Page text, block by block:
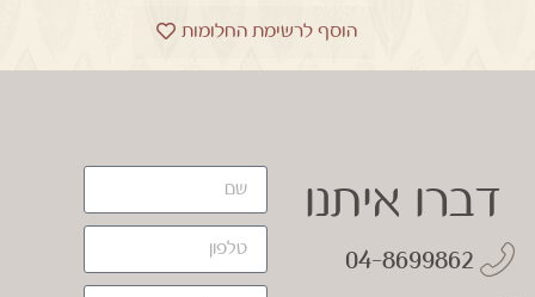
הוסף לרשימת החלומות
דברו איתנו
04-8699862